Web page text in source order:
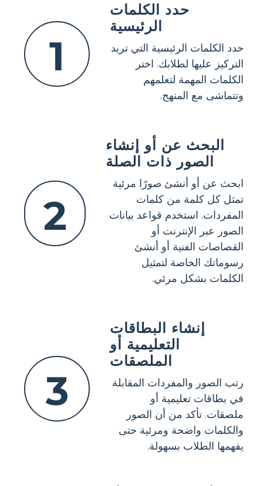
1
حدد الكلمات
الرئيسية
حدد الكلمات الرئيسية التي تريد
التركيز عليها لطلابك. اختر
الكلمات المهمة لتعلمهم
وتتماشى مع المنهج.
2
البحث عن أو إنشاء
الصور ذات الصلة
ابحث عن أو أنشئ صورًا مرئية
تمثل كل كلمة من كلمات
المفردات. استخدم قواعد بيانات
الصور عبر الإنترنت أو
القصاصات الفنية أو أنشئ
رسوماتك الخاصة لتمثيل
الكلمات بشكل مرئي.
3
إنشاء البطاقات
التعليمية أو
الملصقات
رتب الصور والمفردات المقابلة
في بطاقات تعليمية أو
ملصقات. تأكد من أن الصور
والكلمات واضحة ومرئية حتى
يفهمها الطلاب بسهولة.